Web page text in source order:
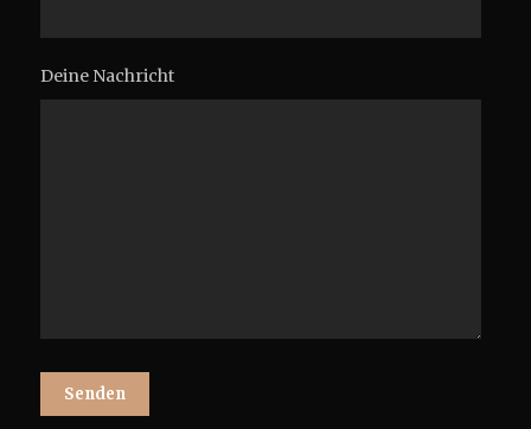
Deine Nachricht